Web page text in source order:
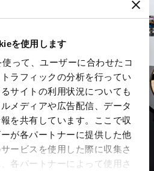
を使用します
って、ユーザーに合わせたコ
ラフィックの分析を行ってい
サイトの利用状況についても
メディアや広告配信、データ
を共有しています。ここで収
が各パートナーに提供した他
ービスを使用した際に収集さ
各パートナーによって使用さ